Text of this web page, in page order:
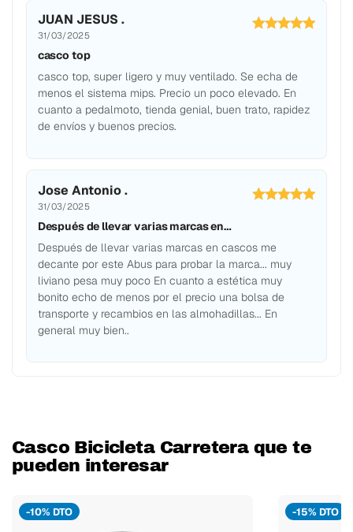
JUAN JESUS .
31/03/2025
casco top
casco top, super ligero y muy ventilado. Se echa de
menos el sistema mips. Precio un poco elevado. En
cuanto a pedalmoto, tienda genial, buen trato, rapidez
de envíos y buenos precios.
Jose Antonio .
31/03/2025
Después de llevar varias marcas en…
Después de llevar varias marcas en cascos me
decante por este Abus para probar la marca... muy
liviano pesa muy poco En cuanto a estética muy
bonito echo de menos por el precio una bolsa de
transporte y recambios en las almohadillas... En
general muy bien..
Casco Bicicleta Carretera que te
pueden interesar
-10% DTO -15% DTO